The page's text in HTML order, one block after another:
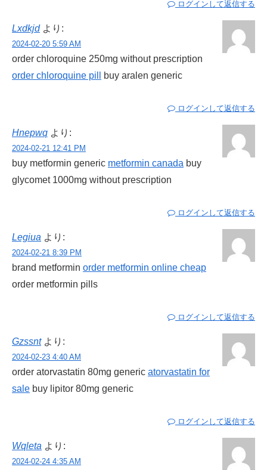
ログインして返信する
Lxdkjd より:
2024-02-20 5:59 AM
order chloroquine 250mg without prescription
order chloroquine pill
buy aralen generic
ログインして返信する
Hnepwq より:
2024-02-21 12:41 PM
buy metformin generic metformin canada buy
glycomet 1000mg without prescription
ログインして返信する
Legiua より:
2024-02-21 8:39 PM
brand metformin order metformin online cheap
order metformin pills
ログインして返信する
Gzssnt より:
2024-02-23 4:40 AM
order atorvastatin 80mg generic atorvastatin for
sale buy lipitor 80mg generic
ログインして返信する
Wqleta より:
2024-02-24 4:35 AM